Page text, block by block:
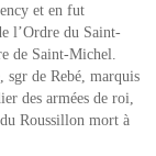
et en fut
l’Ordre du Saint-
de Saint-Michel.
sgr de Rebé, marquis
des armées de roi,
Roussillon mort à